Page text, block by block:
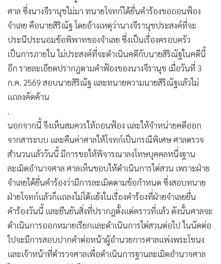
ศาล ซึ่งนางจีรานุชไม่มา ทนายโจทก์ได้ยื่นคำร้องขอถอนฟ้อง
จำเลย คือนายสิริณัฐ โดยอ้างเหตุว่านางจีรานุชประสงค์ที่จะ
ประนีประนอมข้อพิพาทของจำเลย ซึ่งเป็นเรื่องครอบครัว
เป็นการภายใน ไม่ประสงค์ที่จะดำเนินคดีกับนายสิริณัฐในคดีนี้
อีก รายละเอียดปรากฎตามคำฟ้องของนางจีรานุช เมื่อวันที่ 3
ก.ค. 2569 สอบนายสิริณัฐ และทนายความนายสิริณัฐแล้วไม่
แถลงคัดค้าน
.
นอกจากนี้ จึงเห็นสมควรให้ถอนฟ้อง และให้จำหน่ายคดีออก
จากสาระบบ และคืนค่าศาลให้โจทก์เป็นกรณีพิเศษ ศาลตรวจ
สำนวนแล้ววันนี้ มีการขอให้พิจารณาลงโทษบุคคลหนึ่งฐาน
ละเมิดอำนาจศาล ศาลเห็นชอบให้ดำเนินการไต่สวน เพราะฝ่าย
จำเลยได้ยื่นคำร้องว่ามีการละเมิดตามข้อกำหนด ซึ่งสอบทนาย
ฝ่ายโจทก์แล้วก็แถลงไม่โต้แย้งในเรื่องคำร้องที่ฝ่ายจำเลยยื่น
คำร้องวันนี้ และยืนยันสิ่งที่ปรากฎตั้งแต่คราวที่แล้ว ดังนั้นศาลจะ
ดำเนินการออกหมายเรียกและดำเนินการไต่สวนต่อไป ในนัดต่อ
ไปจะมีการสอบปากคำต่อหน้าผู้อำนวยการศาลแพ่งพระโขนง
และเจ้าหน้าที่ตำรวจศาลเพื่อดำเนินการฐานละเมิดอำนาจศาล